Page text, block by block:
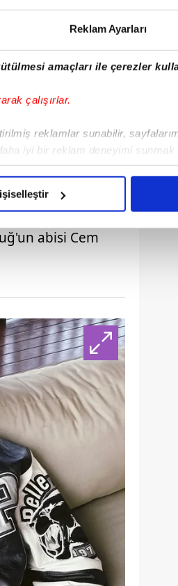
Reklam Ayarları
amaçları ile çerezler
çalışırlar.
reklamlar sunabilir,
iyi bir reklam deneyimi
ve bu noktada, reklamların
kendimize ve üçüncü kişilere ait
gerekli olan çerezler bilgi
olarak açık rızanız dahilinde
belirleyebilirsiniz. Çerezlere
edebilirsiniz.
Aydınlatma Metnimizi
için lütfentıklayınız
abisi Cem